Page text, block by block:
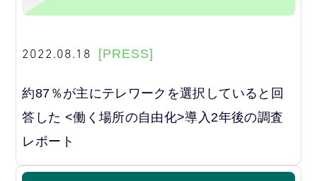
2022.08.18 [PRESS]
約87％が主にテレワークを選択していると回
答した <働く場所の自由化>導入2年後の調査
レポート